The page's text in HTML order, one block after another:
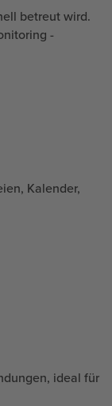
betreut wird.
-
Kalender,
ideal für